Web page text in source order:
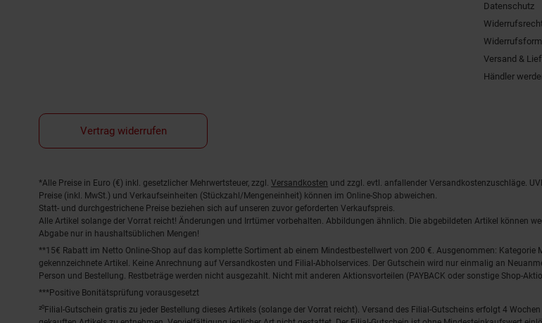
Datenschutz
Versand &
Händler
Vertrag widerrufen
Fußnoten
*Alle Preise in Euro (€) inkl. gesetzlicher Mehrwertsteuer, zzgl. Versandkosten und zzgl. evtl. anfallender Versandkostenzuschläge.
Preise (inkl. MwSt.) und Verkaufseinheiten (Stückzahl/Mengeneinheit) können im Online-Shop abweichen.
Statt- und durchgestrichene Preise beziehen sich auf unseren zuvor geforderten Verkaufspreis.
Alle Artikel solange der Vorrat reicht! Änderungen und Irrtümer vorbehalten. Abbildungen ähnlich. Die abgebildeten Artikel können
Abgabe nur in haushaltsüblichen Mengen!
**15€ Rabatt im Netto Online-Shop auf das komplette Sortiment ab einem Mindestbestellwert von 200 €. Ausgenommen:
gekennzeichnete Artikel. Keine Anrechnung auf Versandkosten und Filial-Abholservices. Der Gutschein wird nur einmalig an
Person und Bestellung. Restbeträge werden nicht ausgezahlt. Nicht mit anderen Aktionsvorteilen (PAYBACK oder sonstige Shop-
***Positive Bonitätsprüfung vorausgesetzt
²⁰Filial-Gutschein gratis zu jeder Bestellung dieses Artikels (solange der Vorrat reicht). Versand des Filial-Gutscheins erfolgt 4